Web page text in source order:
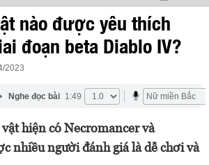
nào được yêu thích
đoạn beta Diablo IV?
2023
Nghe đọc bài 1:49
hiện có Necromancer và
nhiều người đánh giá là dễ chơi và